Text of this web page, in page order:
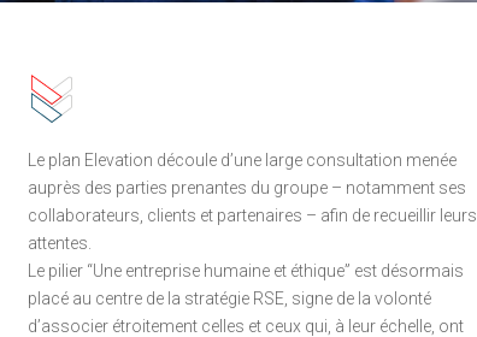
Le plan Elevation découle d’une large consultation menée
auprès des parties prenantes du groupe – notamment ses
collaborateurs, clients et partenaires – afin de recueillir leurs
attentes.
Le pilier “Une entreprise humaine et éthique” est désormais
placé au centre de la stratégie RSE, signe de la volonté
d’associer étroitement celles et ceux qui, à leur échelle, ont